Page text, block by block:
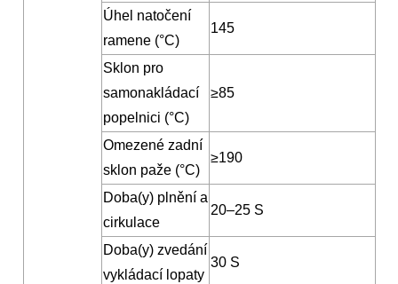
Úhel natočení
ramene (°C)
145
Sklon pro
samonakládací
popelnici (°C)
≥85
Omezené zadní
sklon paže (°C)
≥190
Doba(y) plnění a
cirkulace
20–25 S
Doba(y) zvedání
vykládací lopaty
30 S